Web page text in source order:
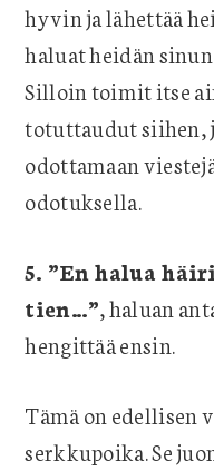
hyvin ja lähettää
haluat heidän
Silloin toimit itse
totuttaudut siihen,
odottamaan
odotuksella.
5. ”En halua
tien…”, haluan
hengittää ensin.
Tämä on edellisen
serkkupoika. Se